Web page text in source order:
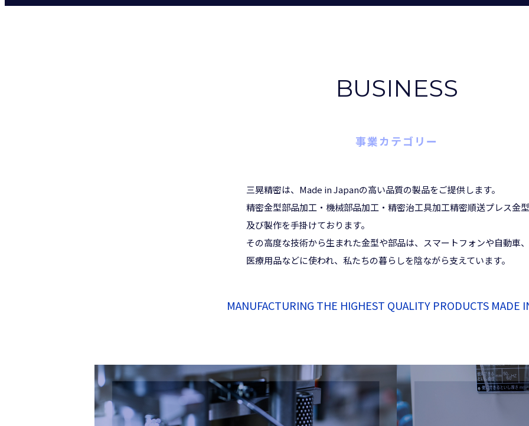
BUSINESS
事業カテゴリー
三晃精密は、Made in Japanの高い品質の製品をご提供します。
精密金型部品加工・機械部品加工・精密治工具加工精密順送プレス金
及び製作を手掛けております。
その高度な技術から生まれた金型や部品は、スマートフォンや自動車、
医療用品などに使われ、私たちの暮らしを陰ながら支えています。
MANUFACTURING THE HIGHEST QUALITY PRODUCTS MADE